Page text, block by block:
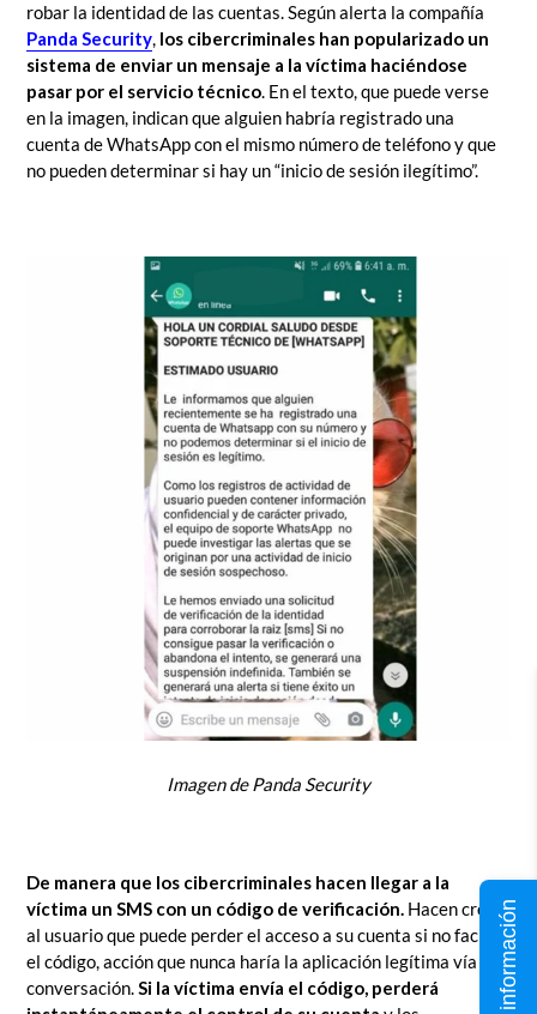
robar la identidad de las cuentas. Según alerta la compañía
Panda Security, los cibercriminales han popularizado un
sistema de enviar un mensaje a la víctima haciéndose
pasar por el servicio técnico. En el texto, que puede verse
en la imagen, indican que alguien habría registrado una
cuenta de WhatsApp con el mismo número de teléfono y que
no pueden determinar si hay un “inicio de sesión ilegítimo”.
Imagen de Panda Security
De manera que los cibercriminales hacen llegar a la
víctima un SMS con un código de verificación. Hacen creer
al usuario que puede perder el acceso a su cuenta si no facilita
el código, acción que nunca haría la aplicación legítima vía
conversación.Si la víctima envía el código, perderá